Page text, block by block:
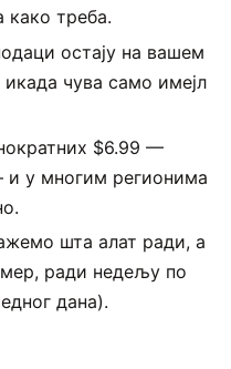
како треба.
остају на вашем
чува само имејл
$6.99 —
и у многим регионима
шта алат ради, а
ради недељу по
дана).